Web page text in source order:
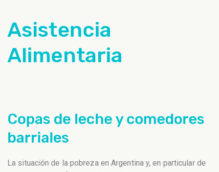
Asistencia
Alimentaria
Copas de leche y comedores
barriales
La situación de la pobreza en Argentina y, en particular de